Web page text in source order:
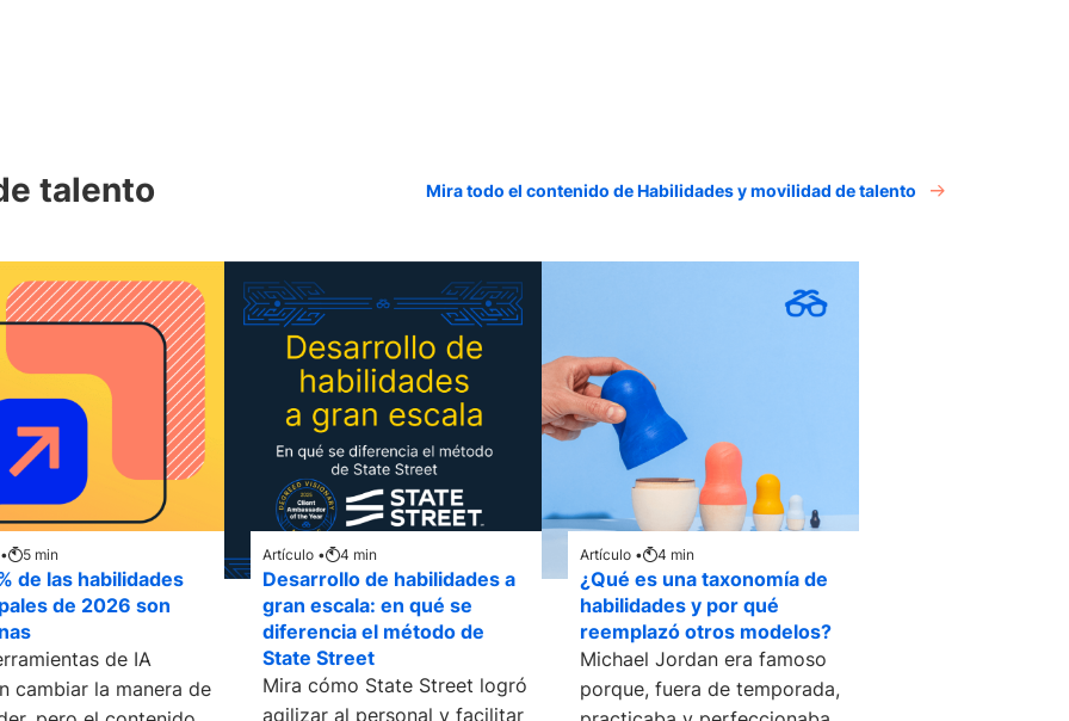
talento Mira todo el contenido de Habilidades y movilidad de talento
5 min
de las habilidades
de 2026 son
de IA
cambiar la manera de
Artículo • 4 min
Desarrollo de habilidades a
gran escala: en qué se
diferencia el método de
State Street
Mira cómo State Street logró
agilizar al personal y facilitar
Artículo • 4 min
¿Qué es una taxonomía de
habilidades y por qué
reemplazó otros modelos?
Michael Jordan era famoso
porque, fuera de temporada,